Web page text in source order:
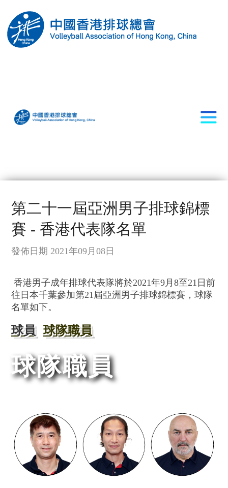
第二十一屆亞洲男子排球錦標
賽 - 香港代表隊名單
發佈日期 2021年09月08日
香港男子成年排球代表隊將於2021年9月8至21 日前
往日本千葉參加第21屆亞洲男子排球錦標賽，球隊
名單如下。
球員 球隊職員
球隊職員